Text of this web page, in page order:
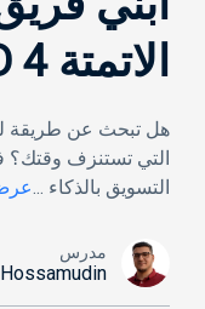
الاتمتة N8N ROUND 4
هل تبحث عن طريقة
التي تستنزف وقتك؟
التسويق بالذكاء ...
مدرس
Hossamudin